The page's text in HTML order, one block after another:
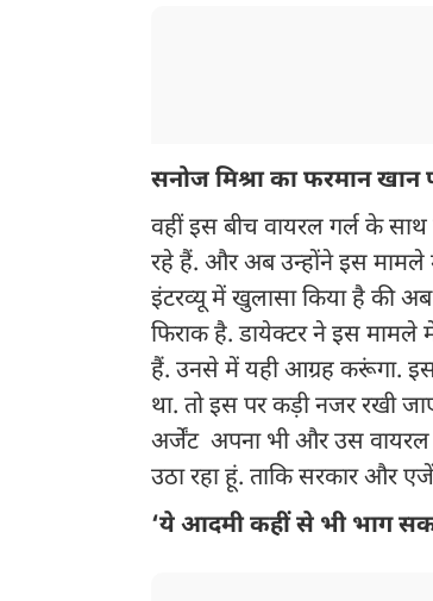
सनोज मिश्रा का फरमान खान
वहीं इस बीच वायरल गर्ल के साथ
रहे हैं. और अब उन्होंने इस मामले
इंटरव्यू में खुलासा किया है की
फिराक है. डायेक्टर ने इस मामले
हैं. उनसे में यही आग्रह करूंगा.
था. तो इस पर कड़ी नजर रखी
अर्जेंट अपना भी और उस वायरल
उठा रहा हूं. ताकि सरकार और
‘ये आदमी कहीं से भी भाग